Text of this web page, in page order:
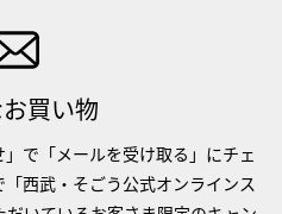
買い物
」で「メールを受け取る」にチェ
西武・そごう公式オンラインス